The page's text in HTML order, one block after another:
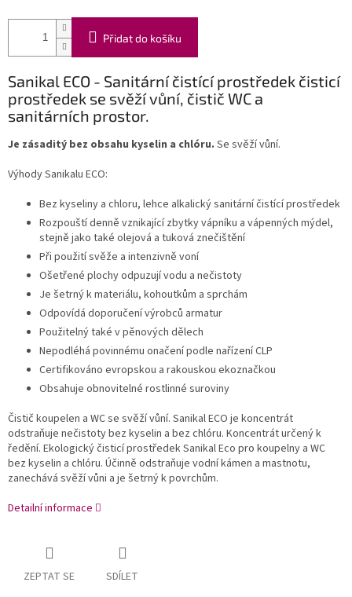
Přidat do košíku
Sanikal ECO - Sanitární čistící prostředek čisticí
prostředek se svěží vůní, čistič WC a
sanitárních prostor.
Je zásaditý bez obsahu kyselin a chlóru. Se svěží vůní.
Výhody Sanikalu ECO:
Bez kyseliny a chloru, lehce alkalický sanitární čistící prostředek
Rozpouští denně vznikající zbytky vápníku a vápenných mýdel,
stejně jako také olejová a tuková znečištění
Při použití svěže a intenzivně voní
Ošetřené plochy odpuzují vodu a nečistoty
Je šetrný k materiálu, kohoutkům a sprchám
Odpovídá doporučení výrobců armatur
Použitelný také v pěnových dělech
Nepodléhá povinnému onačení podle nařízení CLP
Certifikováno evropskou a rakouskou ekoznačkou
Obsahuje obnovitelné rostlinné suroviny
Čistič koupelen a WC se svěží vůní. Sanikal ECO je koncentrát
odstraňuje nečistoty bez kyselin a bez chlóru. Koncentrát určený k
ředění. Ekologický čisticí prostředek Sanikal Eco pro koupelny a WC
bez kyselin a chlóru. Účinně odstraňuje vodní kámen a mastnotu,
zanechává svěží vůni a je šetrný k povrchům.
Detailní informace
ZEPTAT SE SDÍLET